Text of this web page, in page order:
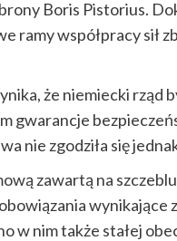
Boris Pistorius.
ramy współpracy sił
że niemiecki rząd
gwarancje
nie zgodziła się
zawartą na
w nim także stałej